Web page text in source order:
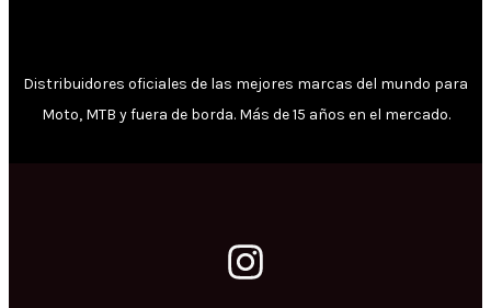
Distribuidores oficiales de las mejores marcas del mundo para
Moto, MTB y fuera de borda. Más de 15 años en el mercado.